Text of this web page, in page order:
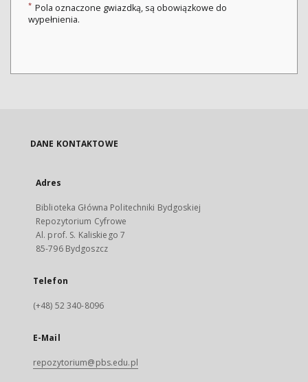
* Pola oznaczone gwiazdką, są obowiązkowe do
wypełnienia.
DANE KONTAKTOWE
Adres
Biblioteka Główna Politechniki Bydgoskiej
Repozytorium Cyfrowe
Al. prof. S. Kaliskiego 7
85-796 Bydgoszcz
Telefon
(+48) 52 340-8096
E-Mail
repozytorium@pbs.edu.pl